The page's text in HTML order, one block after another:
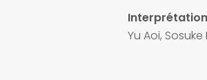
Yu Aoi,